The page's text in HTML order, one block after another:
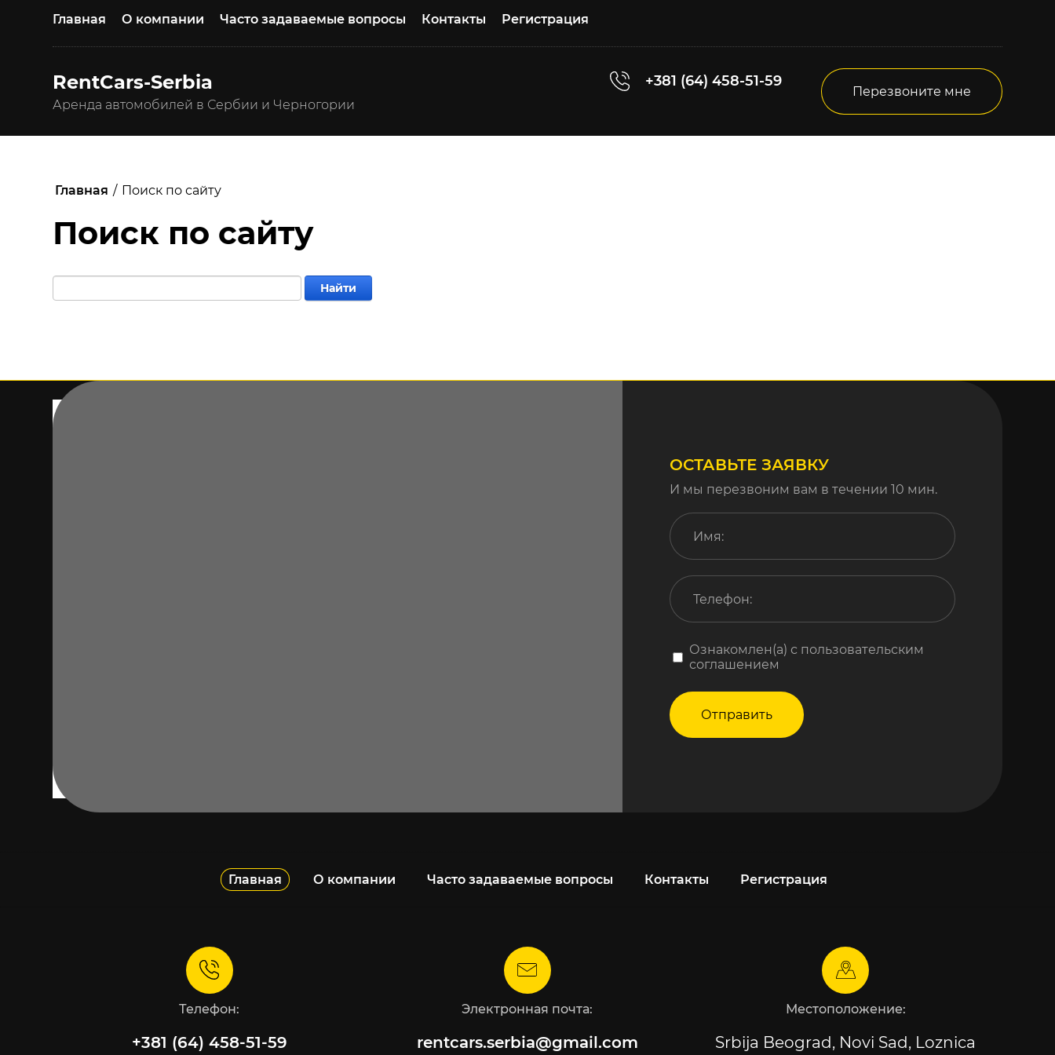
Главная О компании Часто задаваемые вопросы Контакты Регистрация
RentCars-Serbia
Аренда автомобилей в Сербии и Черногории
+381 (64) 458-51-59
Перезвоните мне
Главная / Поиск по сайту
Поиск по сайту
Найти
ОСТАВЬТЕ ЗАЯВКУ
И мы перезвоним вам в течении 10 мин.
Ознакомлен(а) с пользовательским
соглашением
Отправить
Главная О компании Часто задаваемые вопросы Контакты Регистрация
Телефон:
+381 (64) 458-51-59
Электронная почта:
rentcars.serbia@gmail.com
Местоположение:
Srbija Beograd, Novi Sad, Loznica